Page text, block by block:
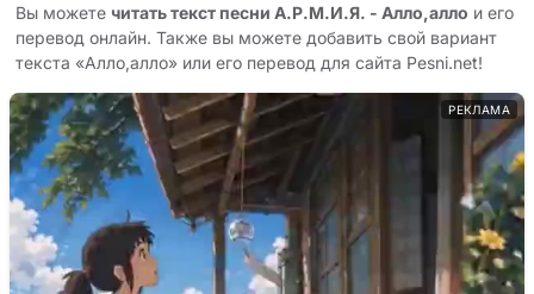
Вы можете читать текст песни А.Р.М.И.Я. - Алло,алло и его
перевод онлайн. Также вы можете добавить свой вариант
текста «Алло,алло» или его перевод для сайта Pesni.net!
РЕКЛАМА